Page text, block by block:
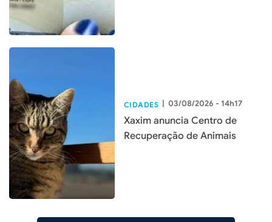
CIDADES | 03/08/2026 - 14h17
Xaxim anuncia Centro de
Recuperação de Animais